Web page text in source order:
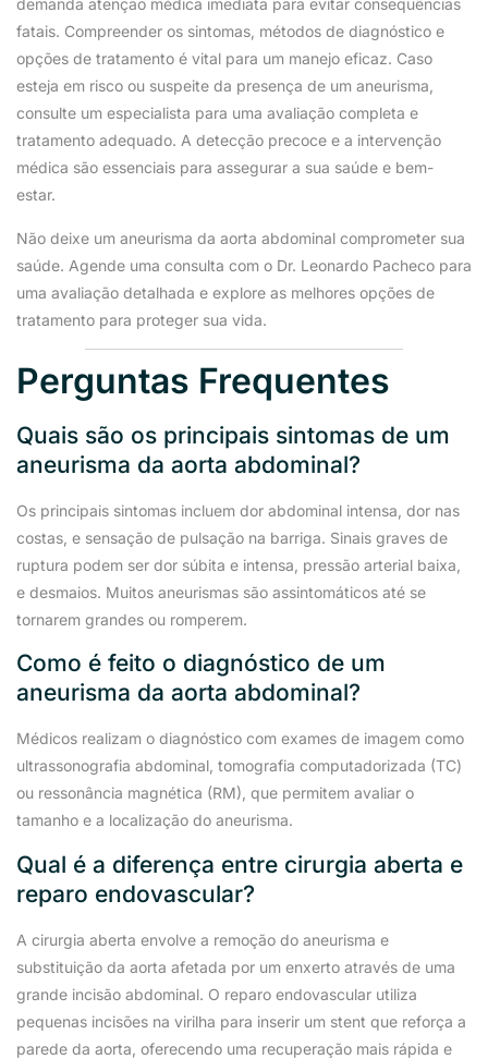
demanda atenção médica imediata para evitar consequências
fatais. Compreender os sintomas, métodos de diagnóstico e
opções de tratamento é vital para um manejo eficaz. Caso
esteja em risco ou suspeite da presença de um aneurisma,
consulte um especialista para uma avaliação completa e
tratamento adequado. A detecção precoce e a intervenção
médica são essenciais para assegurar a sua saúde e bem-
estar.
Não deixe um aneurisma da aorta abdominal comprometer sua
saúde. Agende uma consulta com o Dr. Leonardo Pacheco para
uma avaliação detalhada e explore as melhores opções de
tratamento para proteger sua vida.
Perguntas Frequentes
Quais são os principais sintomas de um
aneurisma da aorta abdominal?
Os principais sintomas incluem dor abdominal intensa, dor nas
costas, e sensação de pulsação na barriga. Sinais graves de
ruptura podem ser dor súbita e intensa, pressão arterial baixa,
e desmaios. Muitos aneurismas são assintomáticos até se
tornarem grandes ou romperem.
Como é feito o diagnóstico de um
aneurisma da aorta abdominal?
Médicos realizam o diagnóstico com exames de imagem como
ultrassonografia abdominal, tomografia computadorizada (TC)
ou ressonância magnética (RM), que permitem avaliar o
tamanho e a localização do aneurisma.
Qual é a diferença entre cirurgia aberta e
reparo endovascular?
A cirurgia aberta envolve a remoção do aneurisma e
substituição da aorta afetada por um enxerto através de uma
grande incisão abdominal. O reparo endovascular utiliza
pequenas incisões na virilha para inserir um stent que reforça a
parede da aorta, oferecendo uma recuperação mais rápida e